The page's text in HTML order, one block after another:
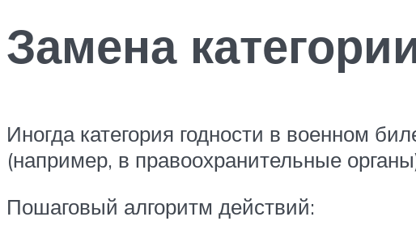
Замена
Иногда категория годности в военном
(например, в правоохранительные
Пошаговый алгоритм действий: